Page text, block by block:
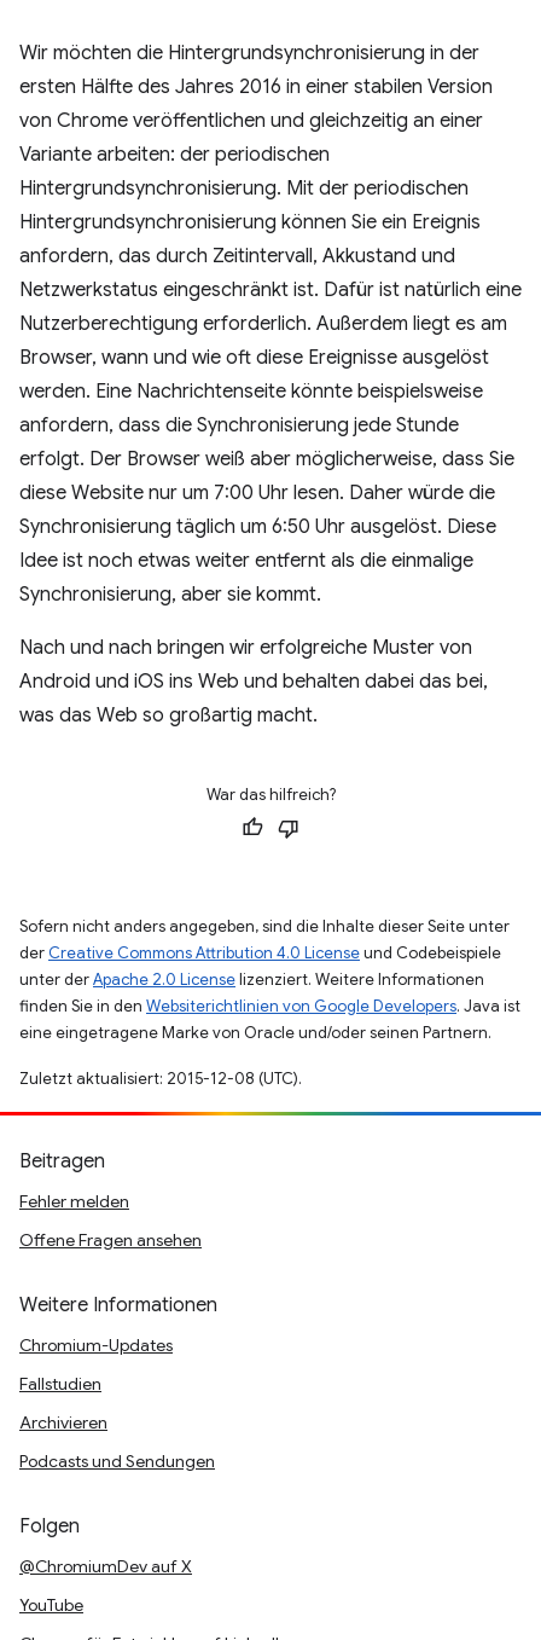
Wir möchten die Hintergrundsynchronisierung in der
ersten Hälfte des Jahres 2016 in einer stabilen Version
von Chrome veröffentlichen und gleichzeitig an einer
Variante arbeiten: der periodischen
Hintergrundsynchronisierung. Mit der periodischen
Hintergrundsynchronisierung können Sie ein Ereignis
anfordern, das durch Zeitintervall, Akkustand und
Netzwerkstatus eingeschränkt ist. Dafür ist natürlich eine
Nutzerberechtigung erforderlich. Außerdem liegt es am
Browser, wann und wie oft diese Ereignisse ausgelöst
werden. Eine Nachrichtenseite könnte beispielsweise
anfordern, dass die Synchronisierung jede Stunde
erfolgt. Der Browser weiß aber möglicherweise, dass Sie
diese Website nur um 7:00 Uhr lesen. Daher würde die
Synchronisierung täglich um 6:50 Uhr ausgelöst. Diese
Idee ist noch etwas weiter entfernt als die einmalige
Synchronisierung, aber sie kommt.
Nach und nach bringen wir erfolgreiche Muster von
Android und iOS ins Web und behalten dabei das bei,
was das Web so großartig macht.
War das hilfreich?
Sofern nicht anders angegeben, sind die Inhalte dieser Seite unter
der Creative Commons Attribution 4.0 Licenseund Codebeispiele
unter derApache 2.0 Licenselizenziert. Weitere Informationen
finden Sie in den Websiterichtlinien von Google Developers. Java ist
eine eingetragene Marke von Oracle und/oder seinen Partnern.
Zuletzt aktualisiert: 2015-12-08 (UTC).
Beitragen
Fehler melden
Offene Fragen ansehen
Weitere Informationen
Chromium-Updates
Fallstudien
Archivieren
Podcasts und Sendungen
Folgen
@ChromiumDev auf X
YouTube